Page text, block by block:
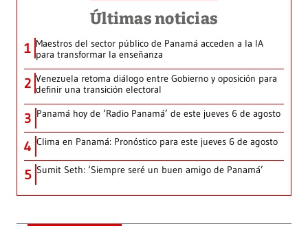
Últimas noticias
1 Maestros del sector público de Panamá acceden a la IA
para transformar la enseñanza
2 Venezuela retoma diálogo entre Gobierno y oposición para
definir una transición electoral
3 Panamá hoy de ‘Radio Panamá’ de este jueves 6 de agosto
4 Clima en Panamá: Pronóstico para este jueves 6 de agosto
5 Sumit Seth: ‘Siempre seré un buen amigo de Panamá’